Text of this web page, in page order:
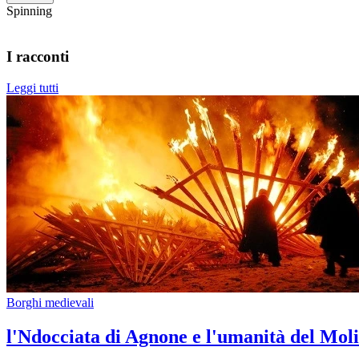
Spinning
I racconti
Leggi tutti
Borghi medievali
l'Ndocciata di Agnone e l'umanità del